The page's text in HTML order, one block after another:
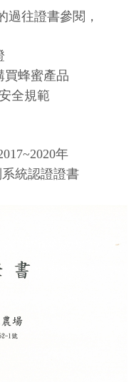
過往證書參閱，
買蜂蜜產品
全規範
年
統認證證書